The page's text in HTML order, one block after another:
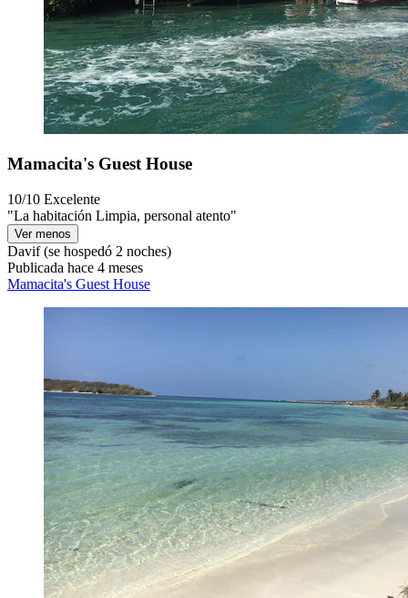
Mamacita's Guest House
10/10 Excelente
"La habitación Limpia, personal atento"
Ver menos
Davif(se hospedó 2 noches)
Publicada hace 4 meses
Mamacita's Guest House